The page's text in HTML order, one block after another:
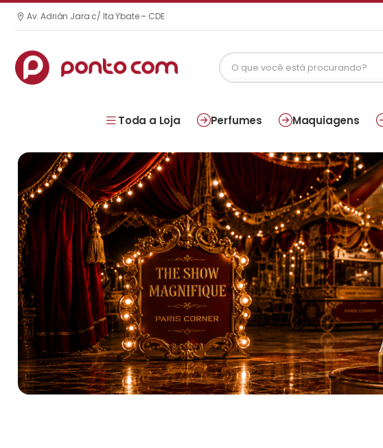
Av. Adrián Jara c/ Ita Ybate – CDE
Toda a Loja Perfumes Maquiagens